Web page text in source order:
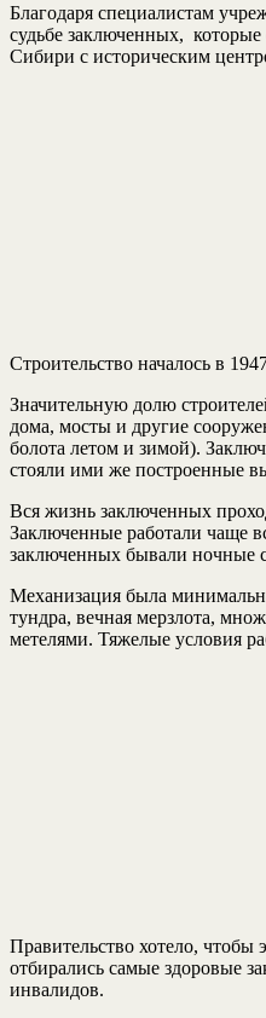
Благодаря специалистам
судьбе заключенных, которые
Сибири с историческим
Строительство началось в
Значительную долю
дома, мосты и другие
болота летом и зимой).
стояли ими же построенные
Вся жизнь заключенных
Заключенные работали чаще
заключенных бывали ночные
Механизация была
тундра, вечная мерзлота,
метелями. Тяжелые условия
Правительство хотело, чтобы
отбирались самые здоровые
инвалидов.